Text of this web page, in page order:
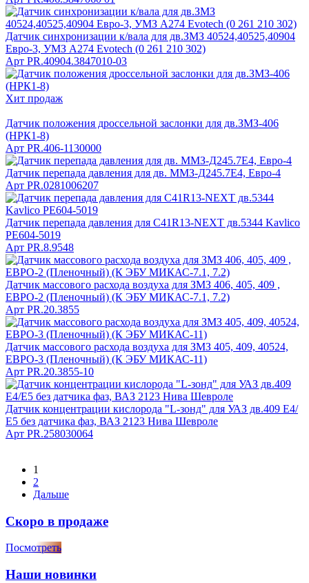
Датчик синхронизации к/вала для дв.ЗМЗ 40524,40525,40904
Евро-3, УМЗ А274 Evotech (0 261 210 302)
Арт PR.40904.3847010-03
Хит продаж
Датчик положения дроссельной заслонки для дв.ЗМЗ-406
(НРК1-8)
Арт PR.406-1130000
Датчик перепада давления для дв. ММЗ-Д245.7Е4, Евро-4
Арт PR.0281006207
Датчик перепада давления для C41R13-NEXT дв.5344 Kavlico
РЕ604-5019
Арт PR.8.9548
Датчик массового расхода воздуха для ЗМЗ 406, 405, 409 ,
ЕВРО-2 (Пленочный) (К ЭБУ МИКАС-7.1, 7.2)
Арт PR.20.3855
Датчик массового расхода воздуха для ЗМЗ 405, 409, 40524,
ЕВРО-3 (Пленочный) (К ЭБУ МИКАС-11)
Арт PR.20.3855-10
Датчик концентрации кислорода "L-зонд" для УАЗ дв.409 Е4/
Е5 без датчика фаз, ВАЗ 2123 Нива Шевроле
Арт PR.258030064
1
2
Дальше
Скоро в продаже
Посмотреть
Наши новинки